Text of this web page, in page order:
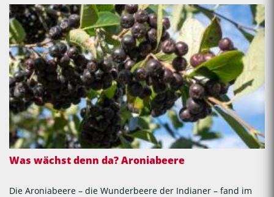
Was wächst denn da? Aroniabeere
Die Aroniabeere – die Wunderbeere der Indianer – fand im